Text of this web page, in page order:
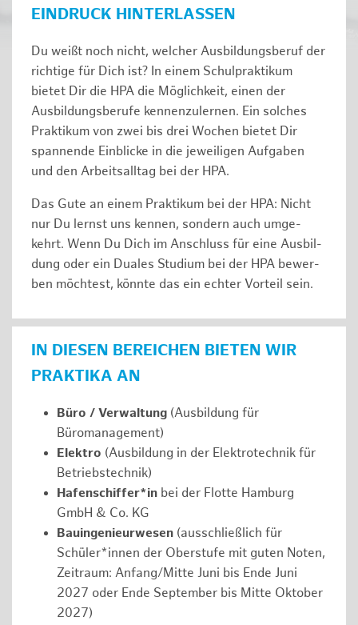
EINDRUCK HINTERLASSEN
Du weißt noch nicht, welcher Ausbildungsberuf der
richtige für Dich ist? In einem Schulpraktikum
bietet Dir die HPA die Möglichkeit, einen der
Ausbildungsberufe kennenzulernen. Ein solches
Prak­ti­kum von zwei bis drei Wochen bie­tet Dir
span­nen­de Ein­bli­cke in die jeweiligen Aufgaben
und den Ar­beits­all­tag bei der HPA.
Das Gute an einem Praktikum bei der HPA: Nicht
nur Du lernst uns ken­nen, son­dern auch um­ge­
kehrt. Wenn Du Dich im An­schluss für eine Aus­bil­
dung oder ein Duales Studium bei der HPA be­wer­
ben möch­test, könnte das ein ech­ter Vor­teil sein.
IN DIESEN BEREICHEN BIETEN WIR
PRAKTIKA AN
Büro / Verwaltung (Ausbildung für
Büromanagement)
Elektro (Ausbildung in der Elektrotechnik für
Betriebstechnik)
Hafenschiffer*in bei der Flotte Hamburg
GmbH & Co. KG
Bauingenieurwesen (ausschließlich für
Schüler*innen der Oberstufe mit guten Noten,
Zeitraum: Anfang/Mitte Juni bis Ende Juni
2027 oder Ende September bis Mitte Oktober
2027)